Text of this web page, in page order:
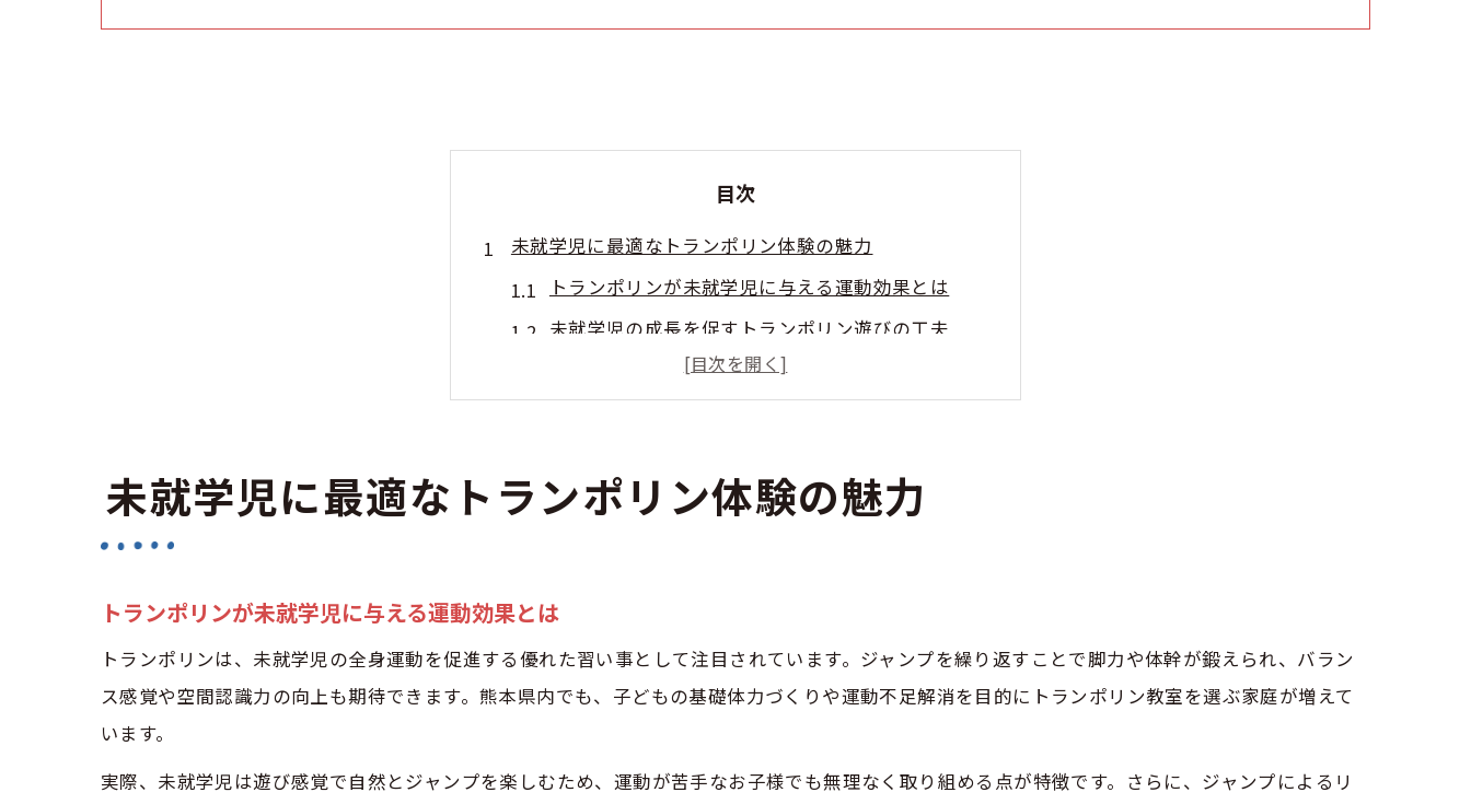
目次
未就学児に最適なトランポリン体験の魅力
トランポリンが未就学児に与える運動効果とは
未就学児の成長を促すトランポリン遊びの工夫
熊本県で人気のトランポリン体験の特徴
親子で楽しむ熊本の室内トランポリン遊び
未就学児と一緒に遊べるトランポリンの魅力
トランポリンを通じた親子コミュニケーション術
トランポリン体験で親子の絆を深めるコツ
未就学児の運動能力アップにトランポリンが最適
未就学児に最適なトランポリン体験の魅力
トランポリンが未就学児に与える運動効果とは
トランポリンは、未就学児の全身運動を促進する優れた習い事として注目されています。ジャンプを繰り返すことで脚力や体幹が鍛えられ、バラン
ス感覚や空間認識力の向上も期待できます。熊本県内でも、子どもの基礎体力づくりや運動不足解消を目的にトランポリン教室を選ぶ家庭が増えて
います。
実際、未就学児は遊び感覚で自然とジャンプを楽しむため、運動が苦手なお子様でも無理なく取り組める点が特徴です。さらに、ジャンプによるリ